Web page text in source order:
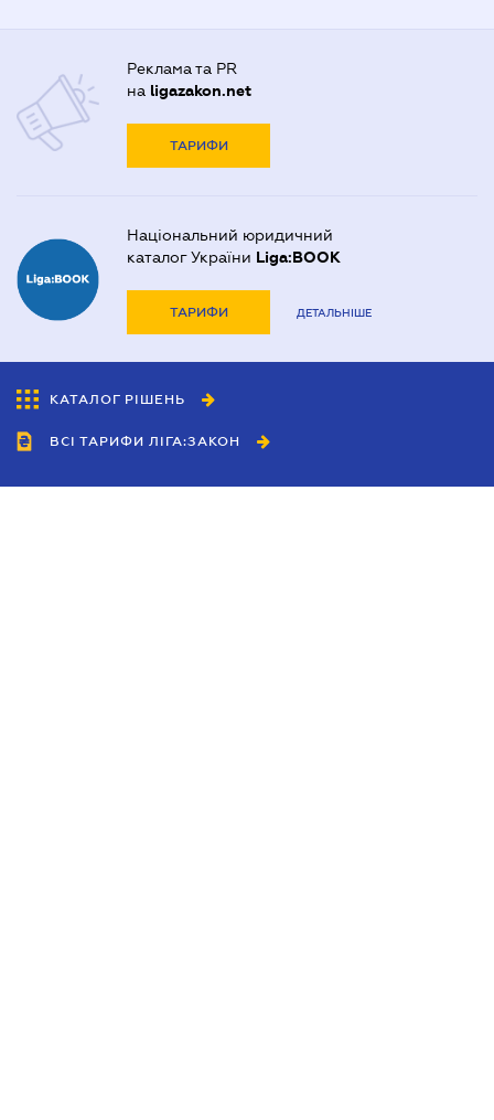
Реклама та PR
на ligazakon.net
ТАРИФИ
Національний юридичний
каталог України Liga:BOOK
ТАРИФИ ДЕТАЛЬНІШЕ
КАТАЛОГ РІШЕНЬ
ВСІ ТАРИФИ ЛІГА:ЗАКОН